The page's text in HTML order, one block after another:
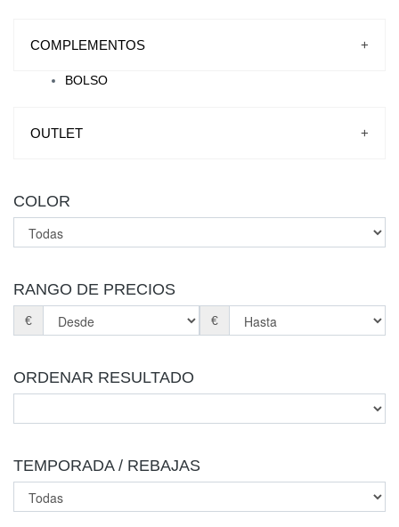
COMPLEMENTOS +
BOLSO
OUTLET +
COLOR
RANGO DE PRECIOS
€ €
ORDENAR RESULTADO
TEMPORADA / REBAJAS